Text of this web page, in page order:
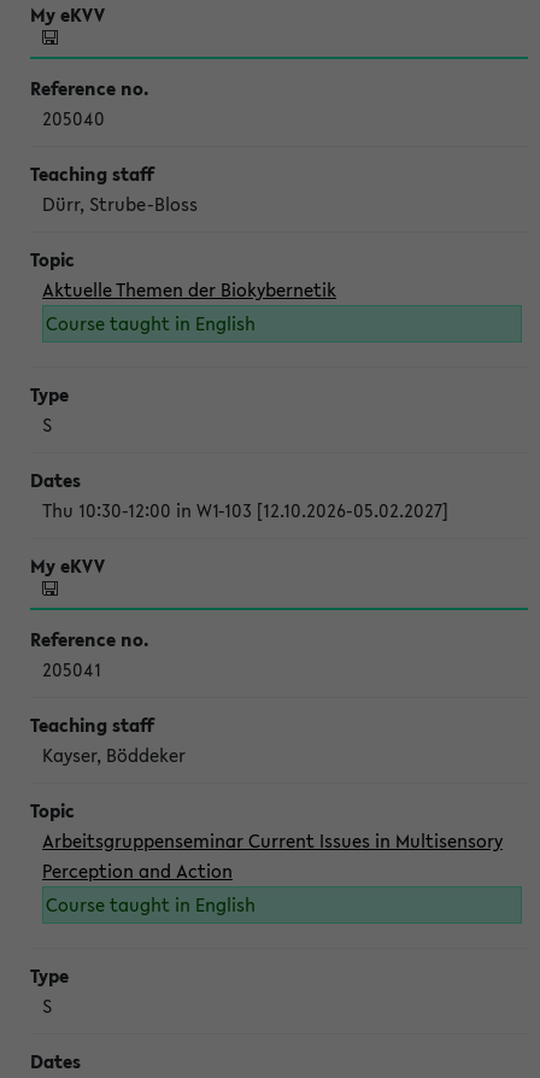
205040
Dürr, Strube-Bloss
Aktuelle Themen der Biokybernetik
Course taught in English
S
Thu 10:30-12:00 in W1-103 [12.10.2026-05.02.2027]
205041
Kayser, Böddeker
Arbeitsgruppenseminar Current Issues in Multisensory
Perception and Action
Course taught in English
S